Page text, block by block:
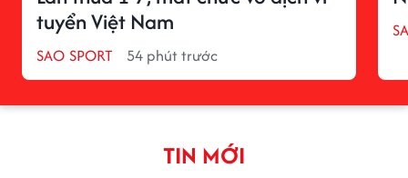
tuyển Việt Nam
SAO SPORT 54 phút trước
TIN MỚI